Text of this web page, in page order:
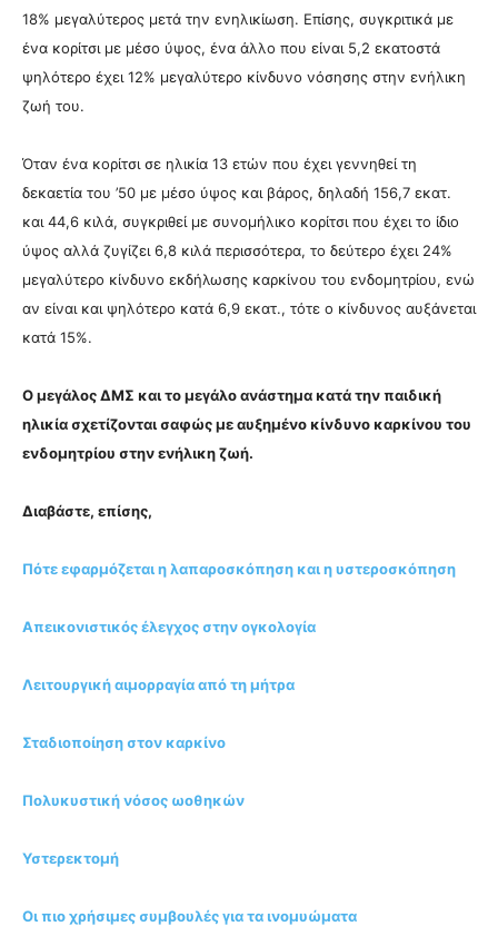
18% μεγαλύτερος μετά την ενηλικίωση. Επίσης, συγκριτικά με
ένα κορίτσι με μέσο ύψος, ένα άλλο που είναι 5,2 εκατοστά
ψηλότερο έχει 12% μεγαλύτερο κίνδυνο νόσησης στην ενήλικη
ζωή του.
Όταν ένα κορίτσι σε ηλικία 13 ετών που έχει γεννηθεί τη
δεκαετία του ’50 με μέσο ύψος και βάρος, δηλαδή 156,7 εκατ.
και 44,6 κιλά, συγκριθεί με συνομήλικο κορίτσι που έχει το ίδιο
ύψος αλλά ζυγίζει 6,8 κιλά περισσότερα, το δεύτερο έχει 24%
μεγαλύτερο κίνδυνο εκδήλωσης καρκίνου του ενδομητρίου, ενώ
αν είναι και ψηλότερο κατά 6,9 εκατ., τότε ο κίνδυνος αυξάνεται
κατά 15%.
Ο μεγάλος ΔΜΣ και το μεγάλο ανάστημα κατά την παιδική
ηλικία σχετίζονται σαφώς με αυξημένο κίνδυνο καρκίνου του
ενδομητρίου στην ενήλικη ζωή.
Διαβάστε, επίσης,
Πότε εφαρμόζεται η λαπαροσκόπηση και η υστεροσκόπηση
Απεικονιστικός έλεγχος στην ογκολογία
Λειτουργική αιμορραγία από τη μήτρα
Σταδιοποίηση στον καρκίνο
Πολυκυστική νόσος ωοθηκών
Υστερεκτομή
Οι πιο χρήσιμες συμβουλές για τα ινομυώματα